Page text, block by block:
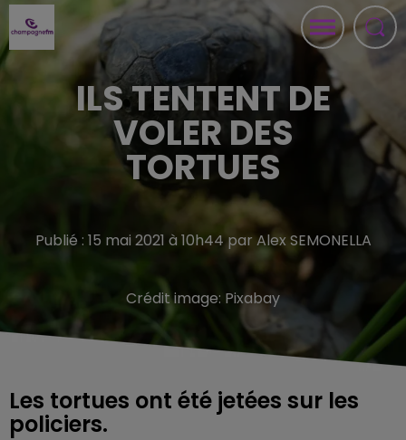
ILS TENTENT DE
VOLER DES
TORTUES
Publié : 15 mai 2021 à 10h44 par Alex SEMONELLA
Crédit image: Pixabay
Les tortues ont été jetées sur les
policiers.